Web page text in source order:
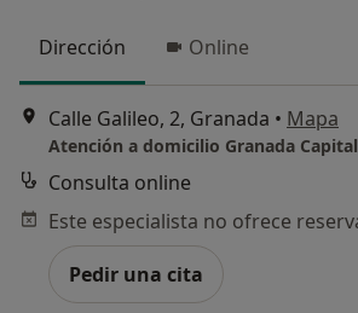
Dirección Online
Calle Galileo, 2, Granada • Mapa
Atención a domicilio Granada Capital
Consulta online
Pedir una cita